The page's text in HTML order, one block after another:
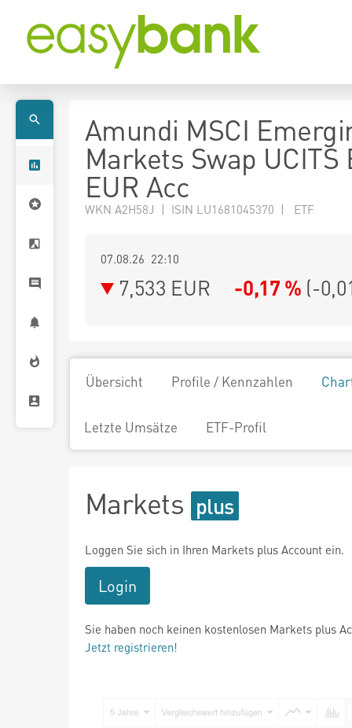
Amundi MSCI
Markets Swap UCITS
EUR Acc
WKN A2H58J | ISIN LU1681045370 | ETF
07.08.26 22:10
7,533 EUR -0,17 % (-
Übersicht Profile / Kennzahlen
Letzte Umsätze ETF-Profil
Markets
Loggen Sie sich in Ihren Markets plus Account ein.
Login
Sie haben noch keinen kostenlosen Markets plus
Jetzt registrieren!